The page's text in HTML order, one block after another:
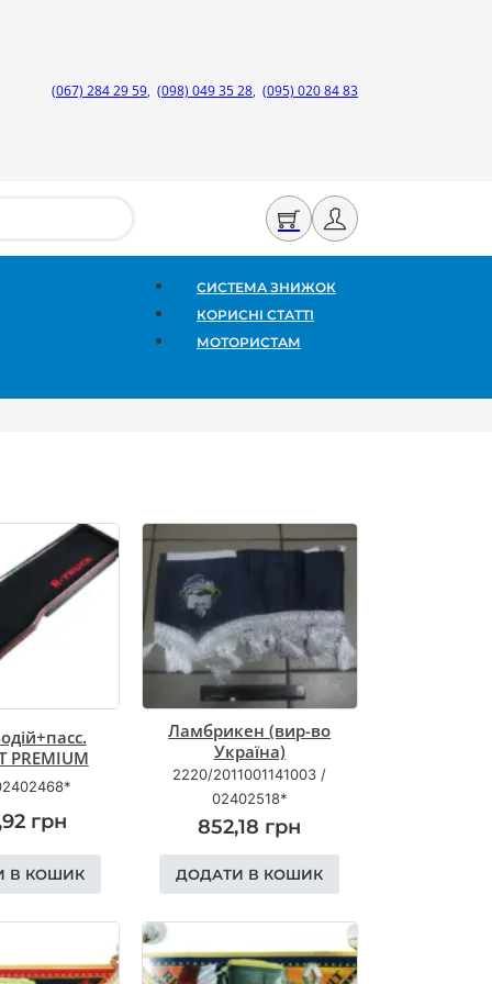
(067) 284 29 59, (098) 049 35 28, (095) 020 84 83
СИСТЕМА ЗНИЖОК
КОРИСНІ СТАТТІ
МОТОРИСТАМ
PREMIUM
грн
В КОШИК
Ламбрикен (вир-во
Україна)
2220/2011001141003 /
02402518*
852,18 грн
ДОДАТИ В КОШИК